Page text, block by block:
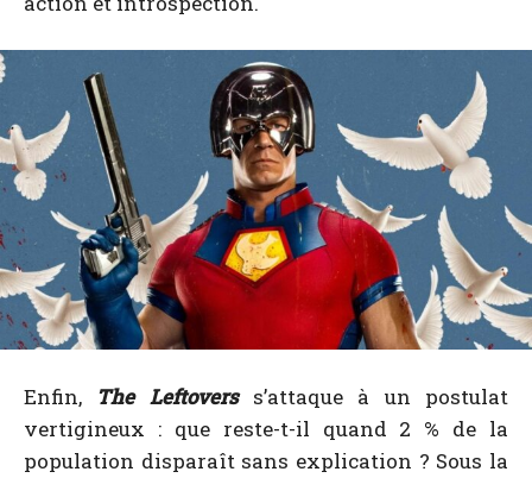
Enfin, The Leftoverss’attaque à un postulat
vertigineux : que reste-t-il quand 2 % de la
population disparaît sans explication ? Sous la